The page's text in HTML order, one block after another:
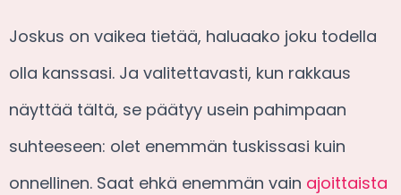
Joskus on vaikea tietää, haluaako joku todella
olla kanssasi. Ja valitettavasti, kun rakkaus
näyttää tältä, se päätyy usein pahimpaan
suhteeseen: olet enemmän tuskissasi kuin
onnellinen. Saat ehkä enemmän vain ajoittaista